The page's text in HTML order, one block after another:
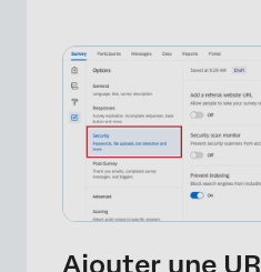
Ajouter une